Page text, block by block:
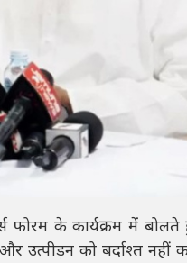
फोरम के कार्यक्रम में
को बर्दाश्त नहीं